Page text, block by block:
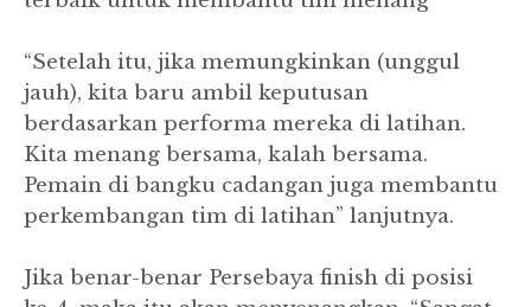
“Setelah itu, jika memungkinkan (unggul
jauh), kita baru ambil keputusan
berdasarkan performa mereka di latihan.
Kita menang bersama, kalah bersama.
Pemain di bangku cadangan juga membantu
perkembangan tim di latihan” lanjutnya.
Jika benar-benar Persebaya finish di posisi